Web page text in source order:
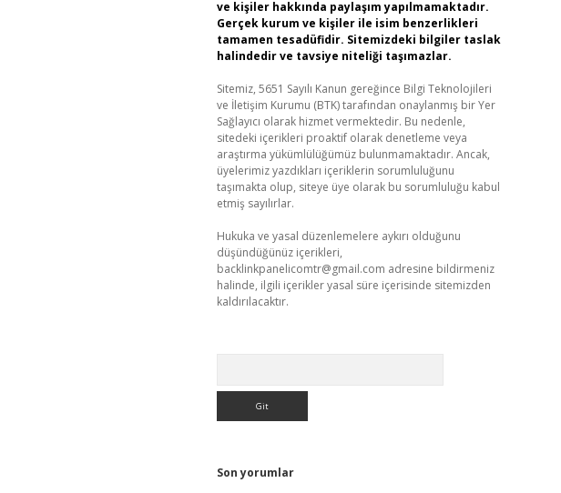
ve kişiler hakkında paylaşım yapılmamaktadır.
Gerçek kurum ve kişiler ile isim benzerlikleri
tamamen tesadüfidir. Sitemizdeki bilgiler taslak
halindedir ve tavsiye niteliği taşımazlar.
Sitemiz, 5651 Sayılı Kanun gereğince Bilgi Teknolojileri
ve İletişim Kurumu (BTK) tarafından onaylanmış bir Yer
Sağlayıcı olarak hizmet vermektedir. Bu nedenle,
sitedeki içerikleri proaktif olarak denetleme veya
araştırma yükümlülüğümüz bulunmamaktadır. Ancak,
üyelerimiz yazdıkları içeriklerin sorumluluğunu
taşımakta olup, siteye üye olarak bu sorumluluğu kabul
etmiş sayılırlar.
Hukuka ve yasal düzenlemelere aykırı olduğunu
düşündüğünüz içerikleri,
backlinkpanelicomtr@gmail.com adresine bildirmeniz
halinde, ilgili içerikler yasal süre içerisinde sitemizden
kaldırılacaktır.
Son yorumlar